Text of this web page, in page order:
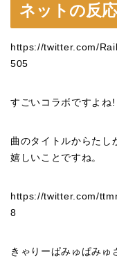
ネットの反
https://twitter.com/
505
すごいコラボですよね!
曲のタイトルからたし
嬉しいことですね。
https://twitter.com/
8
きゃりーぱみゅぱみゅ